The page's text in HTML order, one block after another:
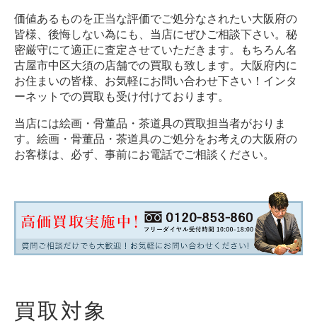
価値あるものを正当な評価でご処分なされたい大阪府の
皆様、後悔しない為にも、当店にぜひご相談下さい。秘
密厳守にて適正に査定させていただきます。もちろん名
古屋市中区大須の店舗での買取も致します。大阪府内に
お住まいの皆様、お気軽にお問い合わせ下さい！インタ
ーネットでの買取も受け付けております。
当店には絵画・骨董品・茶道具の買取担当者がおりま
す。絵画・骨董品・茶道具のご処分をお考えの大阪府の
お客様は、必ず、事前にお電話でご相談ください。
買取対象